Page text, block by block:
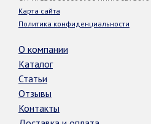
Карта сайта
Политика конфиденциальности
О компании
Каталог
Статьи
Отзывы
Контакты